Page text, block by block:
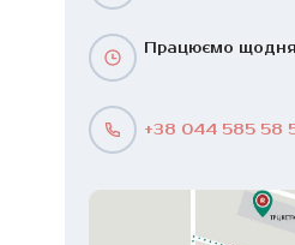
Працюємо
+38 044 585 58